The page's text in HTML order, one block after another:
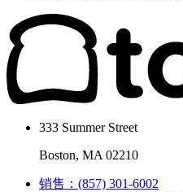
333 Summer Street
Boston, MA 02210
销售：(857) 301-6002